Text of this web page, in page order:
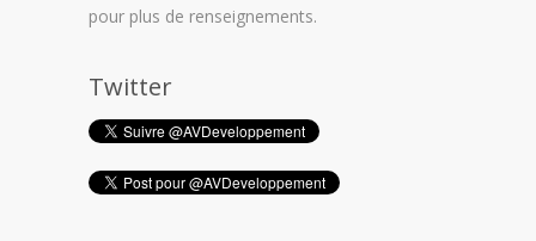
pour plus de renseignements.
Twitter